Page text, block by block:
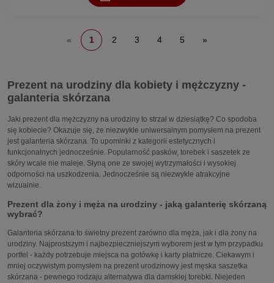
« 1 2 3 4 5 »
Prezent na urodziny dla kobiety i mężczyzny -
galanteria skórzana
Jaki prezent dla mężczyzny na urodziny to strzał w dziesiątkę? Co spodoba
się kobiecie? Okazuje się, że niezwykle uniwersalnym pomysłem na prezent
jest galanteria skórzana. To upominki z kategorii estetycznych i
funkcjonalnych jednocześnie. Popularność pasków, torebek i saszetek ze
skóry wcale nie maleje. Słyną one ze swojej wytrzymałości i wysokiej
odporności na uszkodzenia. Jednocześnie są niezwykle atrakcyjne
wizualnie.
Prezent dla żony i męża na urodziny - jaką galanterię skórzaną
wybrać?
Galanteria skórzana to świetny prezent zarówno dla męża, jak i dla żony na
urodziny. Najprostszym i najbezpieczniejszym wyborem jest w tym przypadku
portfel - każdy potrzebuje miejsca na gotówkę i karty płatnicze. Ciekawym i
mniej oczywistym pomysłem na prezent urodzinowy jest męska saszetka
skórzana - pewnego rodzaju alternatywa dla damskiej torebki. Niejeden